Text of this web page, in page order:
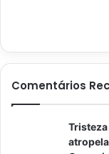
Comentários